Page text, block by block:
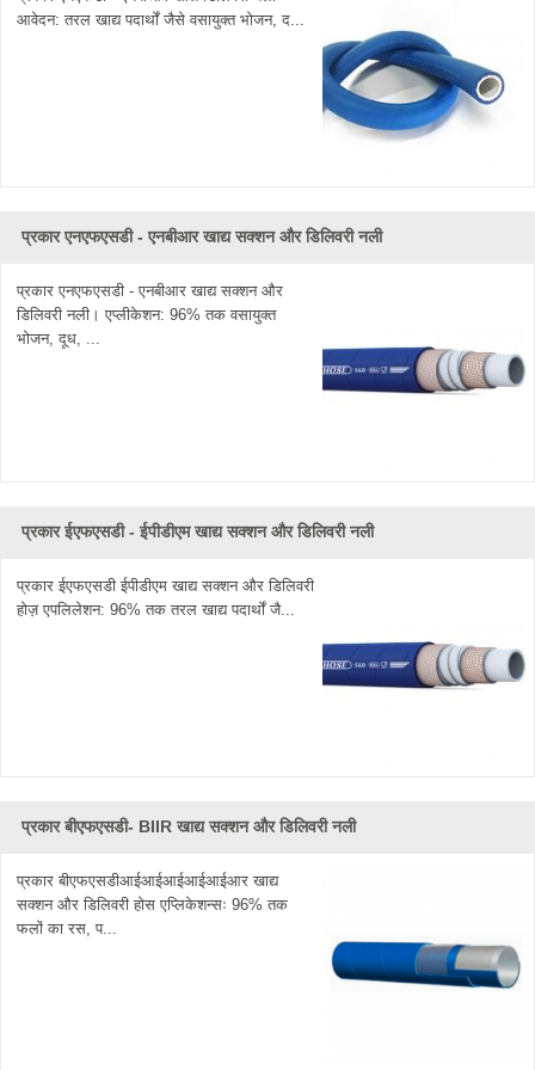
ग्रेड के नली गंधहीन और बेस्वाद हैं।
CJan कंपनी - रबड़ नली निर्माताओं उच्च गुणवत्ता वाले रबड़ टयूबिंग बिक्री के
लिए प्रदान करते हैं। रबर के नली विभिन्न प्रकार के अनुप्रयोगों के लिए
हमारे सिद्धांत के रूप में सीजेन 'मूल्य में उच्च मूल्य, कुशल उत्पादन समय और
उत्कृष्ट बिक्री सेवाओं की प्राथमिकता' को प्राथमिकता देता है हमसे संपर्क
आवेदन: तरल खाद्य पदार्थों जैसे वसायुक्त भोजन, द...
प्रकार एनएफएसडी - एनबीआर खाद्य सक्शन और डिलिवरी नली
प्रकार एनएफएसडी - एनबीआर खाद्य सक्शन और
डिलिवरी नली। एप्लीकेशन: 96% तक वसायुक्त
भोजन, दूध, ...
प्रकार ईएफएसडी - ईपीडीएम खाद्य सक्शन और डिलिवरी नली
प्रकार ईएफएसडी ईपीडीएम खाद्य सक्शन और डिलिवरी
होज़ एपलिलेशन: 96% तक तरल खाद्य पदार्थों जै...
प्रकार बीएफएसडी- BIIR खाद्य सक्शन और डिलिवरी नली
प्रकार बीएफएसडीआईआईआईआईआईआर खाद्य
सक्शन और डिलिवरी होस एप्लिकेशन्सः 96% तक
फलों का रस, प...